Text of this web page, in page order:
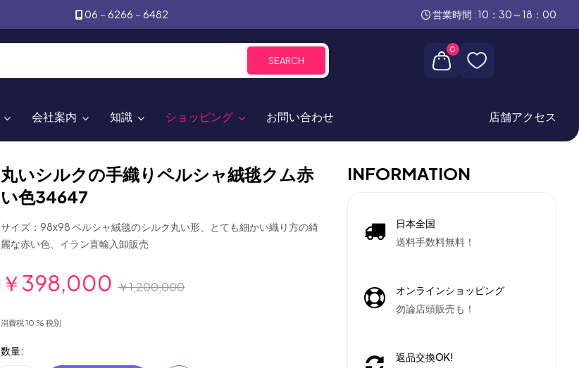
06－6266－6482 営業時間 : 10：30～18：00
SEARCH
0
会社案内 知識 ショッピング お問い合わせ 店舗アクセス
丸いシルクの手織りペルシャ絨毯クム赤
い色34647
サイズ：98x98 ペルシャ絨毯のシルク丸い形、とても細かい織り方の綺
麗な赤い色、イラン直輸入卸販売
￥398,000 ￥1,200,000
消費税 10 % 税別
数量:
INFORMATION
日本全国
送料手数料無料！
オンラインショッピング
勿論店頭販売も！
返品交換OK!